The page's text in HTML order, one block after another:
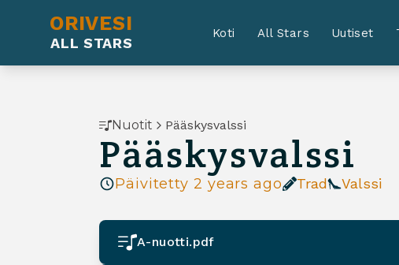
ORIVESI
ALL STARS
Koti All Stars Uutiset
Nuotit Pääskysvalssi
Pääskysvalssi
Päivitetty 2 years ago Trad Valssi
A-nuotti.pdf